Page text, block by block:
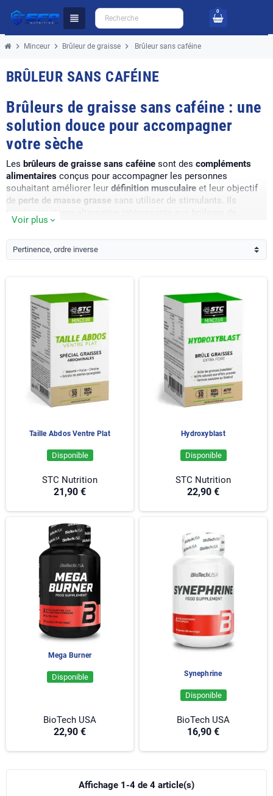
view_headline
0
chevron_right Minceur chevron_right Brûleur de graisse chevron_right Brûleur sans caféine
BRÛLEUR SANS CAFÉINE
Brûleurs de graisse sans caféine : une
solution douce pour accompagner
votre sèche
Les brûleurs de graisse sans caféine sont des compléments
alimentaires conçus pour accompagner les personnes
souhaitant améliorer leur définition musculaire et leur objectif
de perte de masse grasse sans utiliser de stimulants. Ils
graisse avec caféine
aux excitants ou qui pratiquent leur entraînement en soirée.
Ces formules peuvent être intégrées dans un programme de
peuvent contenir des actifs comme la L-carnitine, le CLA ou
différents extraits végétaux.
Pour optimiser vos résultats pendant une phase desèche ou de
perte de poids, une supplémentation adaptée peut être associée
à des produits comme la
whey protéineafin de maintenir un
apport suffisant en protéines.
En savoir plus sur les bruleurs de graisse sans cafeine ↓
Voir plus expand_more
Pertinence, ordre inverse
Taille Abdos Ventre Plat
Disponible
STC Nutrition
21,90 €
Hydroxyblast
Disponible
STC Nutrition
22,90 €
Mega Burner
Disponible
BioTech USA
22,90 €
Synephrine
Disponible
BioTech USA
16,90 €
Affichage 1-4 de 4 article(s)